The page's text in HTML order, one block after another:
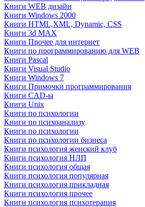
Книги WEB дизайн
Книги Windows 2000
Книги HTML,XML, Dynamic, CSS
Книги 3d MAX
Книги Прочее для интернет
Книги по программированию для WEB
Книги Pascal
Книги Visual Studio
Книги Windows 7
Книги Примочки программирования
Книги CAD-ы
Книги Unix
Книги по психологии
Книги по психоанализу
Книги по психологии
Книги по психологии бизнеса
Книги психология женский клуб
Книги психология НЛП
Книги психология общая
Книги психология популярная
Книги психология прикладная
Книги психология прочее
Книги психология психотерапия